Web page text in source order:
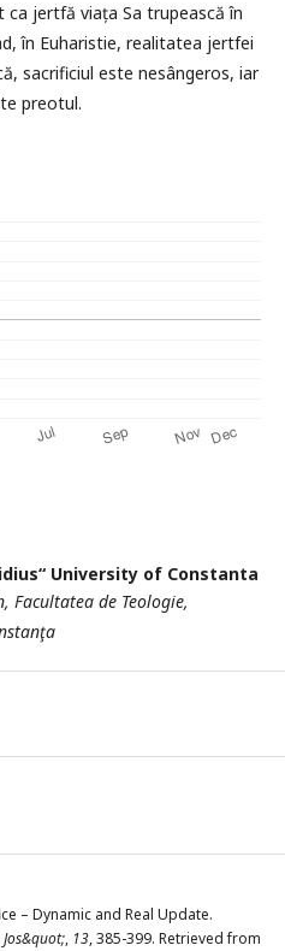
jertfă viața Sa trupească în
în Euharistie, realitatea jertfei
sacrificiul este nesângeros, iar
preotul.
University of Constanta
Facultatea de Teologie,
– Dynamic and Real Update.
, 13, 385-399. Retrieved from